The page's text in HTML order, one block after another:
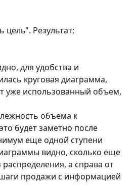
цель". Результат:
для удобства и
круговая диаграмма,
уже использованный объем,
объема к
будет заметно после
еще одной ступени
видно, сколько еще
а справа от
продажи с информацией